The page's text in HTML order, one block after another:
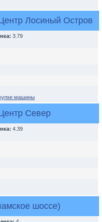
Лосиный Остров
3.79
машины
Север
4.39
шоссе)